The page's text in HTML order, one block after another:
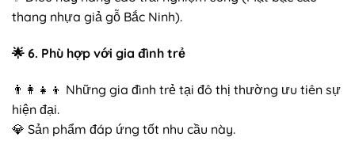
thang nhựa giả gỗ Bắc Ninh).
🌟 6. Phù hợp với gia đình trẻ
👨‍👩‍👧‍👦 Những gia đình trẻ tại đô thị thường ưu tiên sự
hiện đại.
💎 Sản phẩm đáp ứng tốt nhu cầu này.